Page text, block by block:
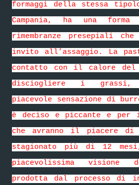
formaggi della stessa
Campania, ha una
rimembranze presepiali
invito all’assaggio. La
contatto con il calore del
disciogliere i grassi,
piacevole sensazione di
è deciso e piccante e
che avranno il piacere di
stagionato più di 12
piacevolissima visione
prodotta dal processo di